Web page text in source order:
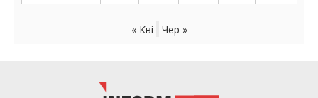
« Кві Чер »